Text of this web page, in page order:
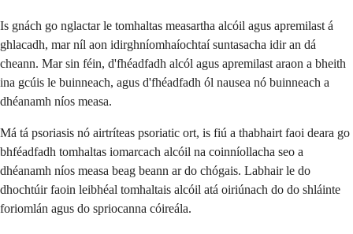
Is gnách go nglactar le tomhaltas measartha alcóil agus apremilast á
ghlacadh, mar níl aon idirghníomhaíochtaí suntasacha idir an dá
cheann. Mar sin féin, d'fhéadfadh alcól agus apremilast araon a bheith
ina gcúis le buinneach, agus d'fhéadfadh ól nausea nó buinneach a
dhéanamh níos measa.
Má tá psoriasis nó airtríteas psoriatic ort, is fiú a thabhairt faoi deara go
bhféadfadh tomhaltas iomarcach alcóil na coinníollacha seo a
dhéanamh níos measa beag beann ar do chógais. Labhair le do
dhochtúir faoin leibhéal tomhaltais alcóil atá oiriúnach do do shláinte
foriomlán agus do spriocanna cóireála.